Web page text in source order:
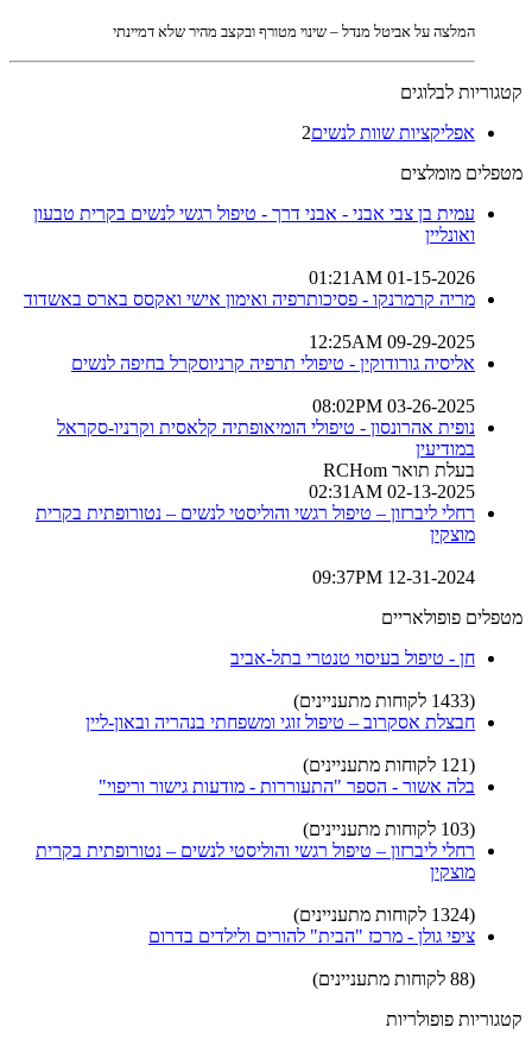
המלצה על אביטל מנדל – שינוי מטורף ובקצב מהיר שלא דמיינתי
קטגוריות לבלוגים
אפליקציות שוות לנשים2
מטפלים מומלצים
עמית בן צבי אבני - אבני דרך - טיפול רגשי לנשים בקרית טבעון
ואונליין
01-15-2026 01:21AM
מריה קרמרנקו - פסיכותרפיה ואימון אישי ואקסס בארס באשדוד
09-29-2025 12:25AM
אליסיה גורודוקין - טיפולי תרפיה קרניוסקרל בחיפה לנשים
03-26-2025 08:02PM
נופית אהרונסון - טיפולי הומיאופתיה קלאסית וקרניו-סקראל
במודיעין
בעלת תואר RCHom
02-13-2025 02:31AM
רחלי ליברזון – טיפול רגשי והוליסטי לנשים – נטורופתית בקרית
מוצקין
12-31-2024 09:37PM
מטפלים פופולאריים
חן - טיפול בעיסוי טנטרי בתל-אביב
(1433 לקוחות מתעניינים)
חבצלת אסקרוב – טיפול זוגי ומשפחתי בנהריה ובאון-ליין
(121 לקוחות מתעניינים)
בלה אשור - הספר "התעוררות - מודעות גישור וריפוי"
(103 לקוחות מתעניינים)
רחלי ליברזון – טיפול רגשי והוליסטי לנשים – נטורופתית בקרית
מוצקין
(1324 לקוחות מתעניינים)
ציפי גולן - מרכז "הבית" להורים ולילדים בדרום
(88 לקוחות מתעניינים)
קטגוריות פופולריות